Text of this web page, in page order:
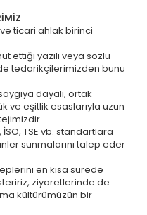
ticari ahlak birinci
ettiği yazılı veya sözlü
tedarikçilerimizden bunu
dayalı, ortak
ve eşitlik esaslarıyla uzun
TSE vb. standartlara
sunmalarını talep eder
en kısa sürede
ziyaretlerinde de
kültürümüzün bir